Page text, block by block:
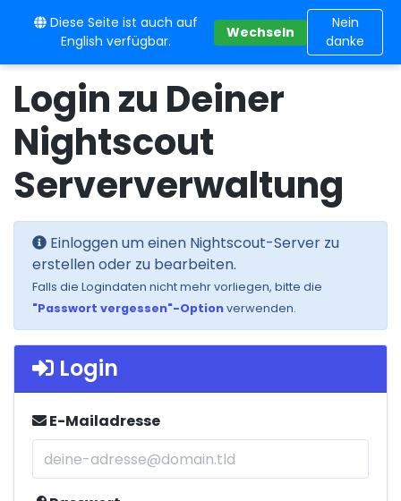
Diese Seite ist auch auf
English verfügbar.
Wechseln
Nein
danke
10BE
Login zu Deiner
Nightscout
Serververwaltung
Einloggen um einen Nightscout-Server zu
erstellen oder zu bearbeiten.
Falls die Logindaten nicht mehr vorliegen, bitte die
"Passwort vergessen"-Optionverwenden.
Login
E-Mailadresse